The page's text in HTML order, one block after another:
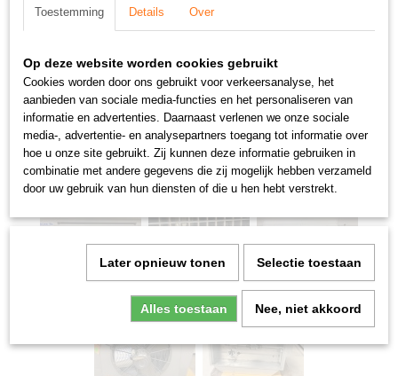
Toestemming Details Over
Op deze website worden cookies gebruikt
Cookies worden door ons gebruikt voor verkeersanalyse, het
aanbieden van sociale media-functies en het personaliseren van
informatie en advertenties. Daarnaast verlenen we onze sociale
media-, advertentie- en analysepartners toegang tot informatie over
hoe u onze site gebruikt. Zij kunnen deze informatie gebruiken in
combinatie met andere gegevens die zij mogelijk hebben verzameld
door uw gebruik van hun diensten of die u hen hebt verstrekt.
Later opnieuw tonen Selectie toestaan
Alles toestaan Nee, niet akkoord